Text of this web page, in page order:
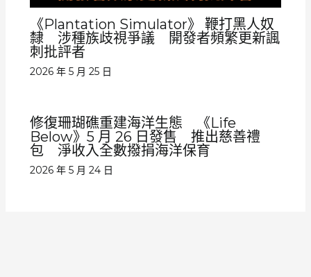
《Plantation Simulator》 鞭打黑人奴
隸 涉種族歧視爭議 開發者頻繁更新諷
刺批評者
2026 年 5 月 25 日
修復珊瑚礁重建海洋生態 《Life
Below》5 月 26 日發售 推出慈善禮
包 淨收入全數撥捐海洋保育
2026 年 5 月 24 日